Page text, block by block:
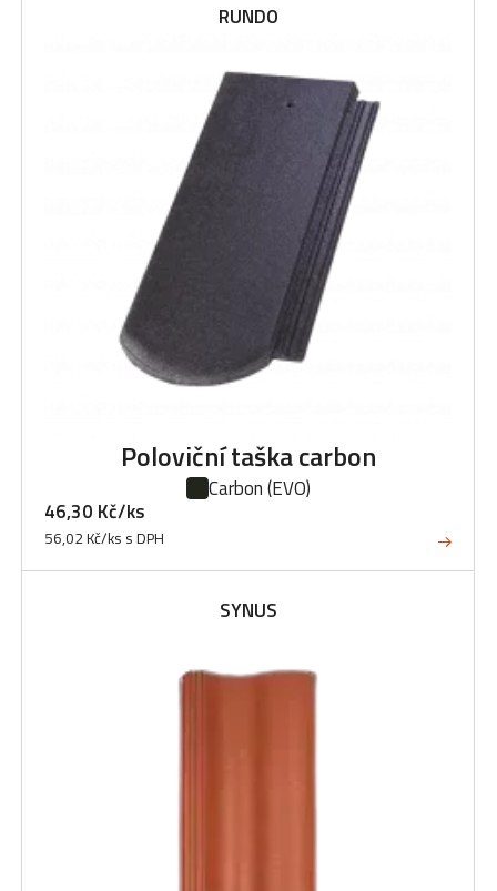
RUNDO
Poloviční taška carbon
Carbon(EVO)
46,30 Kč/ks
56,02 Kč/ks s DPH
SYNUS